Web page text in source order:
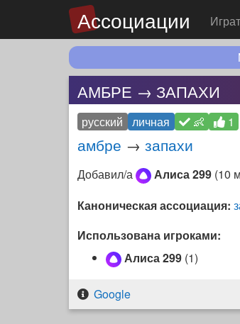
Ассоциации
АМБРЕ → ЗАПАХИ
русский личная 👶 1
амбре → запахи
Добавил/а Алиса 299 (10
Каноническая ассоциация:
Использована игроками:
Алиса 299 (1)
Google